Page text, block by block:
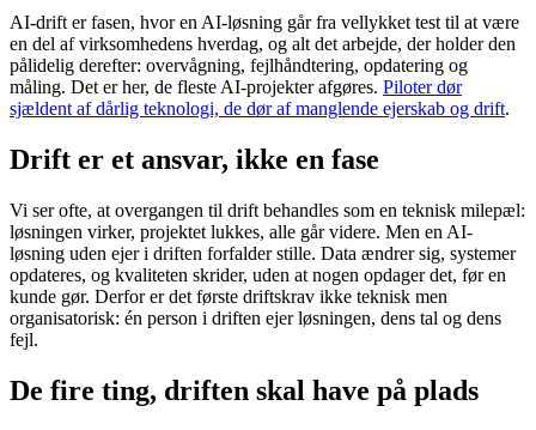
AI-drift er fasen, hvor en AI-løsning går fra vellykket test til at være
en del af virksomhedens hverdag, og alt det arbejde, der holder den
pålidelig derefter: overvågning, fejlhåndtering, opdatering og
måling. Det er her, de fleste AI-projekter afgøres. Piloter dør
sjældent af dårlig teknologi, de dør af manglende ejerskab og drift.
Drift er et ansvar, ikke en fase
Vi ser ofte, at overgangen til drift behandles som en teknisk milepæl:
løsningen virker, projektet lukkes, alle går videre. Men en AI-
løsning uden ejer i driften forfalder stille. Data ændrer sig, systemer
opdateres, og kvaliteten skrider, uden at nogen opdager det, før en
kunde gør. Derfor er det første driftskrav ikke teknisk men
organisatorisk: én person i driften ejer løsningen, dens tal og dens
fejl.
De fire ting, driften skal have på plads